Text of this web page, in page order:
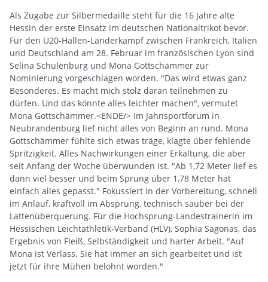
Als Zugabe zur Silbermedaille steht für die 16 Jahre alte
Hessin der erste Einsatz im deutschen Nationaltrikot bevor.
Für den U20-Hallen-Länderkampf zwischen Frankreich, Italien
und Deutschland am 28. Februar im französischen Lyon sind
Selina Schulenburg und Mona Gottschämmer zur
Nominierung vorgeschlagen worden. "Das wird etwas ganz
Besonderes. Es macht mich stolz daran teilnehmen zu
dürfen. Und das könnte alles leichter machen", vermutet
Mona Gottschämmer.<ENDE/> Im Jahnsportforum in
Neubrandenburg lief nicht alles von Beginn an rund. Mona
Gottschämmer fühlte sich etwas träge, klagte über fehlende
Spritzigkeit. Alles Nachwirkungen einer Erkältung, die aber
seit Anfang der Woche überwunden ist. "Ab 1,72 Meter lief es
dann viel besser und beim Sprung über 1,78 Meter hat
einfach alles gepasst." Fokussiert in der Vorbereitung, schnell
im Anlauf, kraftvoll im Absprung, technisch sauber bei der
Lattenüberquerung. Für die Hochsprung-Landestrainerin im
Hessischen Leichtathletik-Verband (HLV), Sophia Sagonas, das
Ergebnis von Fleiß, Selbständigkeit und harter Arbeit. "Auf
Mona ist Verlass. Sie hat immer an sich gearbeitet und ist
jetzt für ihre Mühen belohnt worden."